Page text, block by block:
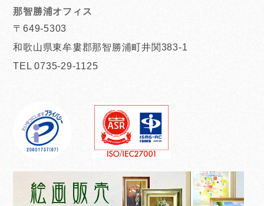
那智勝浦オフィス
〒649-5303
和歌山県東牟婁郡那智勝浦町井関383-1
TEL 0735-29-1125